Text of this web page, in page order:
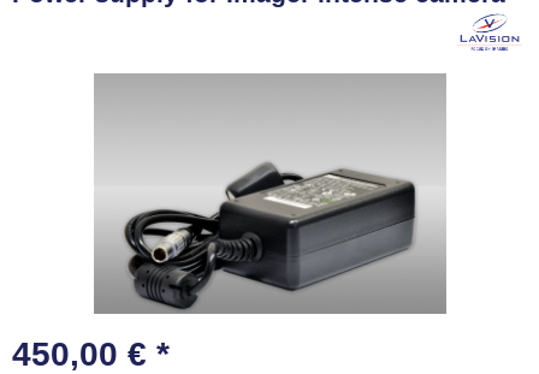
450,00 € *